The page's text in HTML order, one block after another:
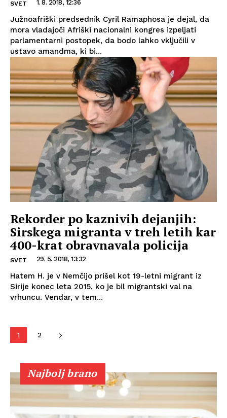
SVET 1. 8. 2018, 12:36
Južnoafriški predsednik Cyril Ramaphosa je dejal, da
mora vladajoči Afriški nacionalni kongres izpeljati
parlamentarni postopek, da bodo lahko vključili v
ustavo amandma, ki bi...
Rekorder po kaznivih dejanjih:
Sirskega migranta v treh letih kar
400-krat obravnavala policija
SVET 29. 5. 2018, 13:32
Hatem H. je v Nemčijo prišel kot 19-letni migrant iz
Sirije konec leta 2015, ko je bil migrantski val na
vrhuncu. Vendar, v tem...
1 2
Najbolj brano